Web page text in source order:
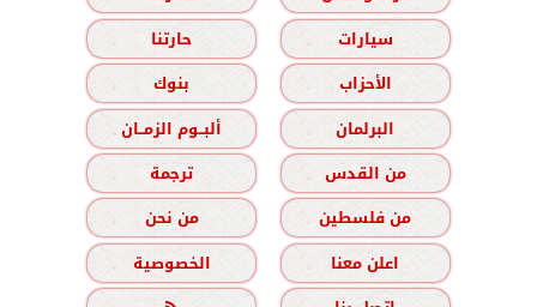
سيارات
حارتنا
الأحزاب
بنوك
البرلمان
ألبــوم الزمــان
من القدس
ترجمة
من فلسطين
من نحن
اعلن معنا
الخصوصية